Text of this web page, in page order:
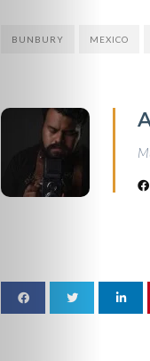
BUNBURY MEXICO